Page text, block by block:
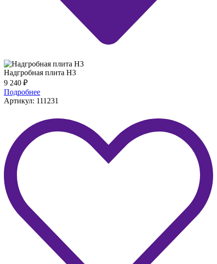
Надгробная плита H3
9 240 ₽
Подробнее
Артикул: 111231